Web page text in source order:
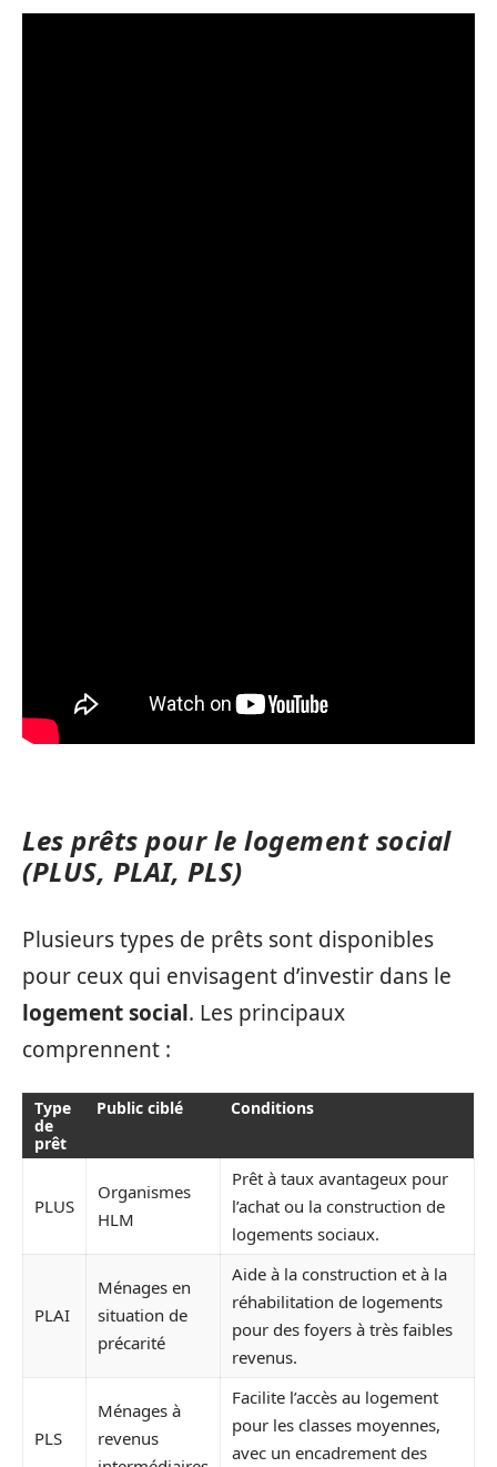
Les prêts pour le logement social
(PLUS, PLAI, PLS)
Plusieurs types de prêts sont disponibles
pour ceux qui envisagent d’investir dans le
logement social. Les principaux
comprennent :
Type
de
prêt
Public ciblé Conditions
PLUS
Organismes
HLM
Prêt à taux avantageux pour
l’achat ou la construction de
logements sociaux.
PLAI
Ménages en
situation de
précarité
Aide à la construction et à la
réhabilitation de logements
pour des foyers à très faibles
revenus.
PLS
Ménages à
revenus
Facilite l’accès au logement
pour les classes moyennes,
avec un encadrement des